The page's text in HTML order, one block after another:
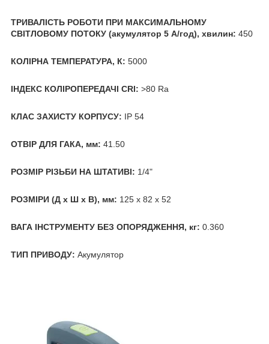
ТРИВАЛІСТЬ РОБОТИ ПРИ МАКСИМАЛЬНОМУ
СВІТЛОВОМУ ПОТОКУ (акумулятор 5 A/год), хвилин: 450
КОЛІРНА ТЕМПЕРАТУРА, К: 5000
ІНДЕКС КОЛІРОПЕРЕДАЧІ CRI: >80 Ra
КЛАС ЗАХИСТУ КОРПУСУ: IP 54
ОТВІР ДЛЯ ГАКА, мм: 41.50
РОЗМІР РІЗЬБИ НА ШТАТИВІ: 1/4"
РОЗМІРИ (Д x Ш x В), мм: 125 x 82 x 52
ВАГА ІНСТРУМЕНТУ БЕЗ ОПОРЯДЖЕННЯ, кг: 0.360
ТИП ПРИВОДУ: Акумулятор